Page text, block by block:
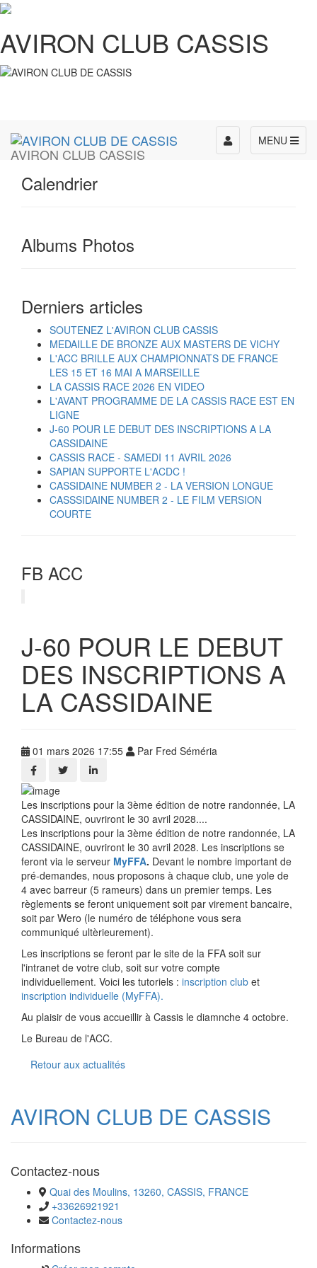
AVIRON CLUB CASSIS
AVIRON CLUB CASSIS
MENU
Toggle
navigation
Calendrier
Albums Photos
Derniers articles
SOUTENEZ L'AVIRON CLUB CASSIS
MEDAILLE DE BRONZE AUX MASTERS DE VICHY
L'ACC BRILLE AUX CHAMPIONNATS DE FRANCE
LES 15 ET 16 MAI A MARSEILLE
LA CASSIS RACE 2026 EN VIDEO
L'AVANT PROGRAMME DE LA CASSIS RACE EST EN
LIGNE
J-60 POUR LE DEBUT DES INSCRIPTIONS A LA
CASSIDAINE
CASSIS RACE - SAMEDI 11 AVRIL 2026
SAPIAN SUPPORTE L'ACDC !
CASSIDAINE NUMBER 2 - LA VERSION LONGUE
CASSSIDAINE NUMBER 2 - LE FILM VERSION
COURTE
FB ACC
J-60 POUR LE DEBUT
DES INSCRIPTIONS A
LA CASSIDAINE
01 mars 2026 17:55 Par Fred Séméria
Les inscriptions pour la 3ème édition de notre randonnée, LA
CASSIDAINE, ouvriront le 30 avril 2028....
Les inscriptions pour la 3ème édition de notre randonnée, LA
CASSIDAINE, ouvriront le 30 avril 2028. Les inscriptions se
feront via le serveur MyFFA. Devant le nombre important de
pré-demandes, nous proposons à chaque club, une yole de
4 avec barreur (5 rameurs) dans un premier temps. Les
règlements se feront uniquement soit par virement bancaire,
soit par Wero (le numéro de téléphone vous sera
communiqué ultèrieurement).
Les inscriptions se feront par le site de la FFA soit sur
l'intranet de votre club, soit sur votre compte
individuellement. Voici les tutoriels : inscription club et
inscription individuelle (MyFFA).
Au plaisir de vous accueillir à Cassis le diamnche 4 octobre.
Le Bureau de l'ACC.
Retour aux actualités
AVIRON CLUB DE CASSIS
Contactez-nous
Quai des Moulins, 13260, CASSIS, FRANCE
+33626921921
Contactez-nous
Informations